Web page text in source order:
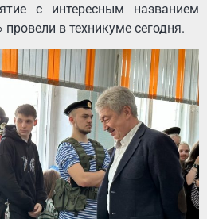
с интересным названием
в техникуме сегодня.